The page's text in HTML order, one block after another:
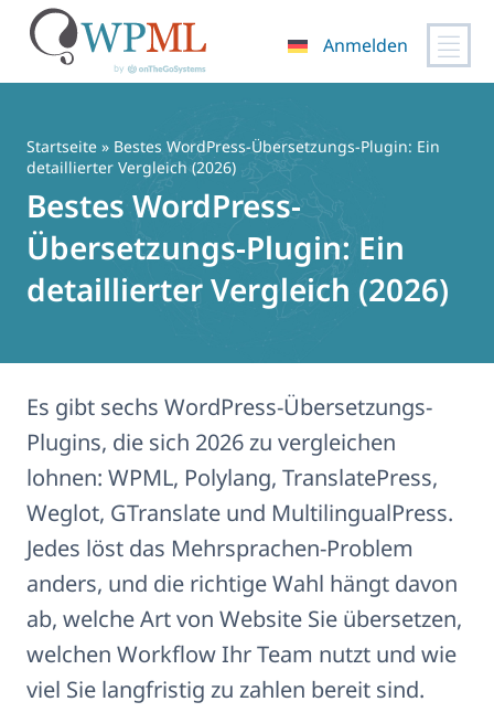
springen
Anmelden
Startseite » Bestes WordPress-Übersetzungs-Plugin: Ein
detaillierter Vergleich (2026)
Bestes WordPress-
Übersetzungs-Plugin: Ein
detaillierter Vergleich (2026)
Es gibt sechs WordPress-Übersetzungs-
Plugins, die sich 2026 zu vergleichen
lohnen: WPML, Polylang, TranslatePress,
Weglot, GTranslate und MultilingualPress.
Jedes löst das Mehrsprachen-Problem
anders, und die richtige Wahl hängt davon
ab, welche Art von Website Sie übersetzen,
welchen Workflow Ihr Team nutzt und wie
viel Sie langfristig zu zahlen bereit sind.